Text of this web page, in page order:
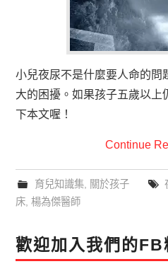
小兒夜尿不是什麼要人命的問
大的困擾。如果孩子五歲以上
下本文喔！
Continue
育兒知識集, 關於孩子
床 ,楊為傑醫師
歡迎加入我們的FB